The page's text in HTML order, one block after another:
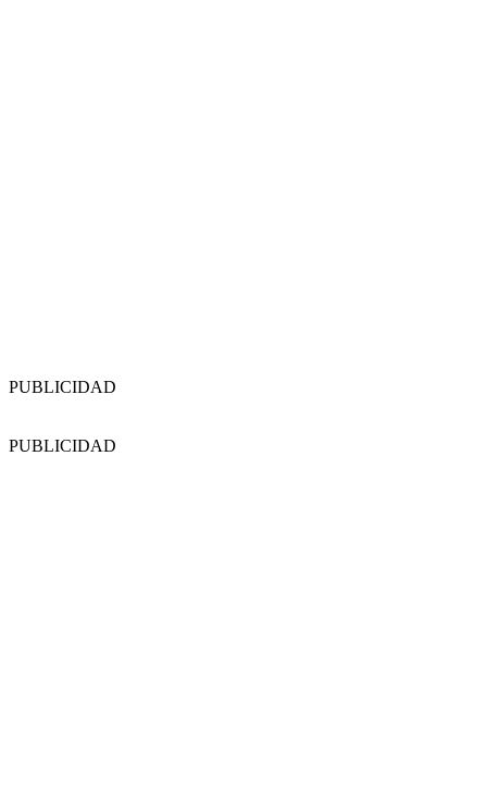
PUBLICIDAD
PUBLICIDAD